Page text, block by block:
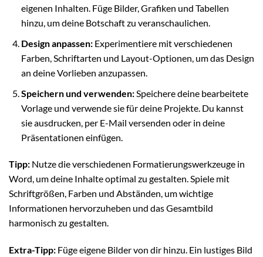
eigenen Inhalten. Füge Bilder, Grafiken und Tabellen
hinzu, um deine Botschaft zu veranschaulichen.
Design anpassen:Experimentiere mit verschiedenen
Farben, Schriftarten und Layout-Optionen, um das Design
an deine Vorlieben anzupassen.
Speichern und verwenden:Speichere deine bearbeitete
Vorlage und verwende sie für deine Projekte. Du kannst
sie ausdrucken, per E-Mail versenden oder in deine
Präsentationen einfügen.
Tipp: Nutze die verschiedenen Formatierungswerkzeuge in
Word, um deine Inhalte optimal zu gestalten. Spiele mit
Schriftgrößen, Farben und Abständen, um wichtige
Informationen hervorzuheben und das Gesamtbild
harmonisch zu gestalten.
Extra-Tipp: Füge eigene Bilder von dir hinzu. Ein lustiges Bild